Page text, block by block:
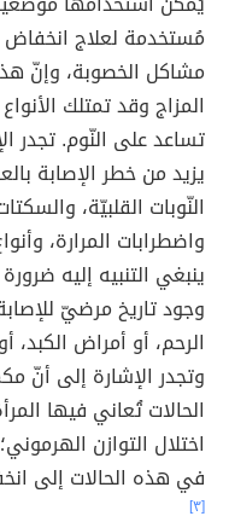
مُستخدمة لعلاج
مشاكل الخصوبة، وإنّ
المزاج وقد تمتلك
تساعد على النّوم. تجدر
يزيد من خطر الإصابة
النّوبات القلبيّة،
واضطرابات المرارة،
ينبغي التنبيه إليه
وجود تاريخ مرضيّ
الرحم، أو أمراض الكبد،
وتجدر الإشارة إلى أنّ
الحالات تُعاني فيها
اختلال التوازن
في هذه الحالات إلى
[٣]